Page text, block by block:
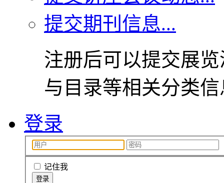
提交期刊信息...
注册后可以提交展
与目录等相关分类
登录
记住我